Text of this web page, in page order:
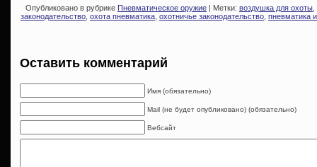
Опубликовано в рубрике Пневматическое оружие | Метки: воздушка для охоты
законодательство охота пневматика охотничье законодательство пневматика
Оставить комментарий
Имя (обязательно)
Mail (не будет опубликовано) (обязательно)
Вебсайт